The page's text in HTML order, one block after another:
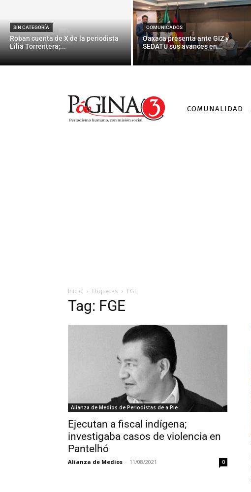
SIN CATEGORÍA
Roban cuenta de X de la periodista
Lilia Torrentera;...
COMUNICADOS
Oaxaca presenta ante GIZ y
SEDATU sus avances en...
COMUNALIDAD
Inicio Etiquetas FGE
Tag: FGE
Alianza de Medios de Periodistas de a Pie
Ejecutan a fiscal indígena;
investigaba casos de violencia en
Pantelhó
Alianza de Medios - 11/08/2021 0